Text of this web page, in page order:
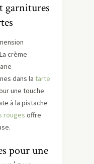
garnitures
crème
dans la tarte
une touche
à la pistache
rouges offre
pour une